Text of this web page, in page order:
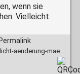
wenn sie
Vielleicht.
Permalink
brauchen-genehmigung-zr-94248132.html